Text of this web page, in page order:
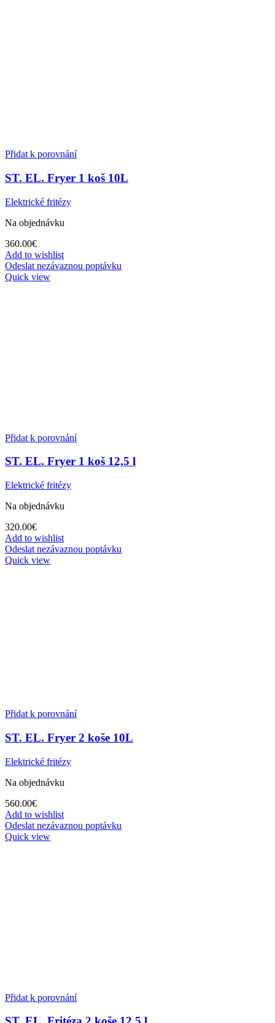
Přidat k porovnání
ST. EL. Fryer 1 koš 10L
Elektrické fritézy
Na objednávku
360.00€
Add to wishlist
Odeslat nezávaznou poptávku
Quick view
Přidat k porovnání
ST. EL. Fryer 1 koš 12,5 l
Elektrické fritézy
Na objednávku
320.00€
Add to wishlist
Odeslat nezávaznou poptávku
Quick view
Přidat k porovnání
ST. EL. Fryer 2 koše 10L
Elektrické fritézy
Na objednávku
560.00€
Add to wishlist
Odeslat nezávaznou poptávku
Quick view
Přidat k porovnání